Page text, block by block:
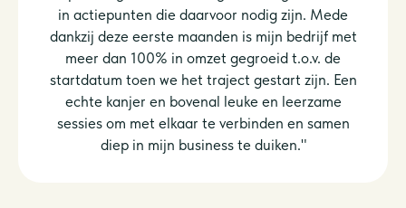
in actiepunten die daarvoor nodig zijn. Mede
dankzij deze eerste maanden is mijn bedrijf met
meer dan 100% in omzet gegroeid t.o.v. de
startdatum toen we het traject gestart zijn. Een
echte kanjer en bovenal leuke en leerzame
sessies om met elkaar te verbinden en samen
diep in mijn business te duiken."